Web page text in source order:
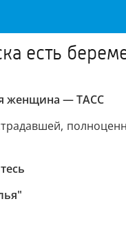
есть
женщина — ТАСС